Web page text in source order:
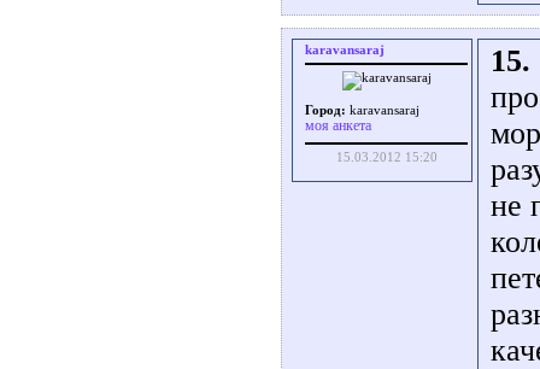
karavansaraj
Город: karavansaraj
моя анкета
15.03.2012 15:20
15.
не